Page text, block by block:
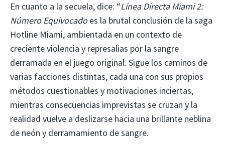
En cuanto a la secuela, dice: “Línea Directa Miami 2:
Número Equivocadoes la brutal conclusión de la saga
Hotline Miami, ambientada en un contexto de
creciente violencia y represalias por la sangre
derramada en el juego original. Sigue los caminos de
varias facciones distintas, cada una con sus propios
métodos cuestionables y motivaciones inciertas,
mientras consecuencias imprevistas se cruzan y la
realidad vuelve a deslizarse hacia una brillante neblina
de neón y derramamiento de sangre.